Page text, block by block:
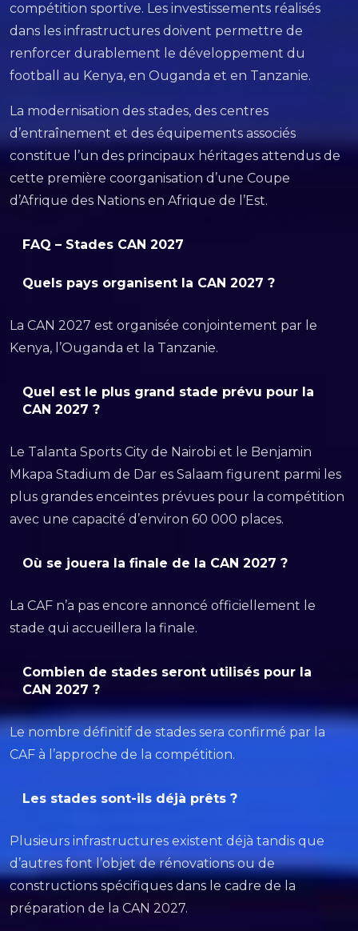
compétition sportive. Les investissements réalisés
dans les infrastructures doivent permettre de
renforcer durablement le développement du
football au Kenya, en Ouganda et en Tanzanie.
La modernisation des stades, des centres
d’entraînement et des équipements associés
constitue l’un des principaux héritages attendus de
cette première coorganisation d’une Coupe
d’Afrique des Nations en Afrique de l’Est.
FAQ – Stades CAN 2027
Quels pays organisent la CAN 2027 ?
La CAN 2027 est organisée conjointement par le
Kenya, l’Ouganda et la Tanzanie.
Quel est le plus grand stade prévu pour la
CAN 2027 ?
Le Talanta Sports City de Nairobi et le Benjamin
Mkapa Stadium de Dar es Salaam figurent parmi les
plus grandes enceintes prévues pour la compétition
avec une capacité d’environ 60 000 places.
Où se jouera la finale de la CAN 2027 ?
La CAF n’a pas encore annoncé officiellement le
stade qui accueillera la finale.
Combien de stades seront utilisés pour la
CAN 2027 ?
Le nombre définitif de stades sera confirmé par la
CAF à l’approche de la compétition.
Les stades sont-ils déjà prêts ?
Plusieurs infrastructures existent déjà tandis que
d’autres font l’objet de rénovations ou de
constructions spécifiques dans le cadre de la
préparation de la CAN 2027.